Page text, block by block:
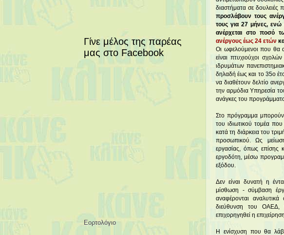
διαστήματα σε δουλειές
προσλάβουν τους
τους για 27 μήνες, ενώ
ανέρχεται στο ποσό
ανέργους έως 24 ετών
Οι ωφελούμενοι που θα
είναι πτυχιούχοι
ιδρυμάτων
δηλαδή έως και το 35ο
να διαθέτουν δελτίο
την αρμόδια Υπηρεσία
ανάγκες του
Στο πρόγραμμα μπορούν
του ιδιωτικού τομέα
κατά τη διάρκεια του
προσωπικού. Ως
εργασίας, όπως επίσης
εργοδότη, μέσω
εξόδου.
Δεν είναι δυνατή η
μίσθωση - σύμβαση
αναφέρονται
διεύθυνση του ΟΑΕΔ,
επιχορηγηθεί η
Η ενίσχυση που θα
Γίνε μέλος της παρέας
μας στο Facebook
Εορτολόγιο